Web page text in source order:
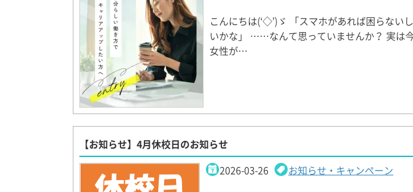
こんにちは(‘◇’)ゞ 「スマホがあれば困らない
いかな」 ……なんて思っていませんか？ 実は
女性が…
【お知らせ】4月休校日のお知らせ
2026-03-26
お知らせ・キャンペーン